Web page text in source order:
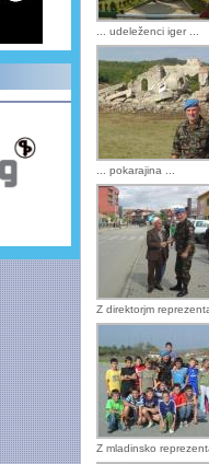
... udeleženci iger ...
... pokarajina ...
Z direktorjm
Z mladinsko